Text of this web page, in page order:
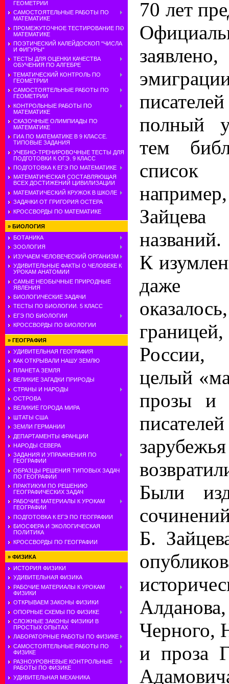
ГЕОМЕТРИИ
САМОСТОЯТЕЛЬНЫЕ РАБОТЫ ПО
МАТЕМАТИКЕ
ПРОМЕЖУТОЧНОЕ ТЕСТИРОВАНИЕ ПО
МАТЕМАТИКЕ
ПОЭТИЧЕСКИЙ КАЛЕЙДОСКОП "ЧИСЛА
И ФИГУРЫ"
ТЕСТЫ ДЛЯ ОЦЕНКИ КАЧЕСТВА
ОБУЧЕНИЯ ПО АЛГЕБРЕ
ТЕМАТИЧЕСКИЙ КОНТРОЛЬ ПО
ГЕОМЕТРИИ
САМОСТОЯТЕЛЬНЫЕ РАБОТЫ ПО
ГЕОМЕТРИИ
КОНТРОЛЬНЫЕ РАБОТЫ ПО
МАТЕМАТИКЕ
СКАЗОЧНЫЕ ОЛИМПИАДЫ ПО
МАТЕМАТИКЕ
ГИА ПО МАТЕМАТИКЕ В 9 КЛАССЕ.
ТИПОВЫЕ ЗАДАНИЯ
УЧЕБНО-ТРЕНИРОВОЧНЫЕ ТЕСТЫ ДЛЯ
ПОДГОТОВКИ К ОГЭ. 9 КЛАСС
ПОДГОТОВКА К ЕГЭ ПО МАТЕМАТИКЕ
МАТЕМАТИЧЕСКАЯ СОСТАВЛЯЮЩАЯ
ВСЕХ ДОСТИЖЕНИЙ ЦИВИЛИЗАЦИИ
МАТЕМАТИЧЕСКИЙ КРУЖОК В ШКОЛЕ
ЗАДАЧКИ ОТ ГРИГОРИЯ ОСТЕРА
КРОССВОРДЫ ПО МАТЕМАТИКЕ
» БИОЛОГИЯ
БОТАНИКА
ЗООЛОГИЯ
ИЗУЧАЕМ ЧЕЛОВЕЧЕСКИЙ ОРГАНИЗМ
УДИВИТЕЛЬНЫЕ ФАКТЫ О ЧЕЛОВЕКЕ К
УРОКАМ АНАТОМИИ
САМЫЕ НЕОБЫЧНЫЕ ПРИРОДНЫЕ
ЯВЛЕНИЯ
БИОЛОГИЧЕСКИЕ ЗАДАЧИ
ТЕСТЫ ПО БИОЛОГИИ. 5 КЛАСС
ЕГЭ ПО БИОЛОГИИ
КРОССВОРДЫ ПО БИОЛОГИИ
» ГЕОГРАФИЯ
УДИВИТЕЛЬНАЯ ГЕОГРАФИЯ
КАК ОТКРЫВАЛИ НАШУ ЗЕМЛЮ
ПЛАНЕТА ЗЕМЛЯ
ВЕЛИКИЕ ЗАГАДКИ ПРИРОДЫ
СТРАНЫ И НАРОДЫ
ОСТРОВА
ВЕЛИКИЕ ГОРОДА МИРА
ШТАТЫ США
ЗЕМЛИ ГЕРМАНИИ
ДЕПАРТАМЕНТЫ ФРАНЦИИ
НАРОДЫ СЕВЕРА
ЗАДАНИЯ И УПРАЖНЕНИЯ ПО
ГЕОГРАФИИ
ОБРАЗЦЫ РЕШЕНИЯ ТИПОВЫХ ЗАДАЧ
ПО ГЕОГРАФИИ
ПРАКТИКУМ ПО РЕШЕНИЮ
ГЕОГРАФИЧЕСКИХ ЗАДАЧ
РАБОЧИЕ МАТЕРИАЛЫ К УРОКАМ
ГЕОГРАФИИ
ПОДГОТОВКА К ЕГЭ ПО ГЕОГРАФИИ
БИОСФЕРА И ЭКОЛОГИЧЕСКАЯ
ПОЛИТИКА
КРОССВОРДЫ ПО ГЕОГРАФИИ
» ФИЗИКА
ИСТОРИЯ ФИЗИКИ
УДИВИТЕЛЬНАЯ ФИЗИКА
РАБОЧИЕ МАТЕРИАЛЫ К УРОКАМ
ФИЗИКИ
ОТКРЫВАЕМ ЗАКОНЫ ФИЗИКИ
ОПОРНЫЕ СХЕМЫ ПО ФИЗИКЕ
СЛОЖНЫЕ ЗАКОНЫ ФИЗИКИ В
ПРОСТЫХ ОПЫТАХ
ЛАБОРАТОРНЫЕ РАБОТЫ ПО ФИЗИКЕ
САМОСТОЯТЕЛЬНЫЕ РАБОТЫ ПО
ФИЗИКЕ
РАЗНОУРОВНЕВЫЕ КОНТРОЛЬНЫЕ
РАБОТЫ ПО ФИЗИКЕ
УДИВИТЕЛЬНАЯ МЕХАНИКА
70 лет
полный
тем
список
Зайцева
названий.
К
даже
целый
прозы и
Были
Б.
Черного,
и проза